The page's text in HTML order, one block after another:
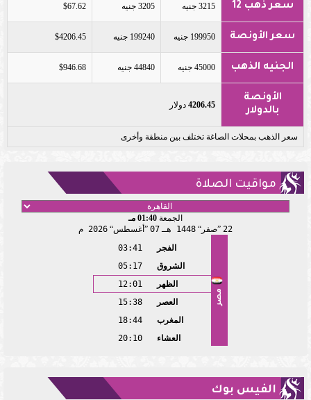
سعر ذهب 12 3215 جنيه 3205 جنيه $67.62
سعر الأونصة 199950 جنيه 199240 جنيه $4206.45
الجنيه الذهب 45000 جنيه 44840 جنيه $946.68
الأونصة
بالدولار
4206.45 دولار
سعر الذهب بمحلات الصاغة تختلف بين منطقة وأخرى
مواقيت الصلاة
الجمعة 01:40 مـ
22 صفر 1448 هـ 07 أغسطس 2026 م
مصر
الفجر
03:41
الشروق
05:17
الظهر
12:01
العصر
15:38
المغرب
18:44
العشاء
20:10
الفيس بوك